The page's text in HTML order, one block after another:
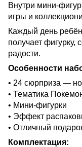
Внутри мини-
игры и
Каждый день
получает фигурку,
радости.
Особенности
• 24 сюрприза —
• Тематика
• Мини-фигурки
• Эффект
• Отличный
Комплектация: